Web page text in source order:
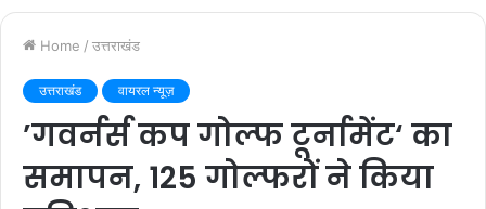
Home / उत्तराखंड
उत्तराखंड वायरल न्यूज़
’गवर्नर्स कप गोल्फ टूर्नामेंट‘ का
समापन, 125 गोल्फरों ने किया